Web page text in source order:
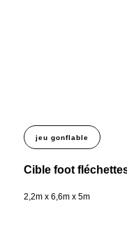
jeu gonflable
Cible foot
2,2m x 6,6m x 5m